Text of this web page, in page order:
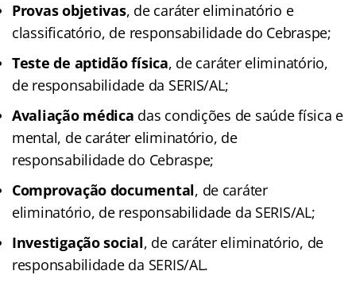
Provas objetivas, de caráter eliminatório e
classificatório, de responsabilidade do Cebraspe;
Teste de aptidão física, de caráter eliminatório,
de responsabilidade da SERIS/AL;
Avaliação médica das condições de saúde física e
mental, de caráter eliminatório, de
responsabilidade do Cebraspe;
Comprovação documental, de caráter
eliminatório, de responsabilidade da SERIS/AL;
Investigação social, de caráter eliminatório, de
responsabilidade da SERIS/AL.